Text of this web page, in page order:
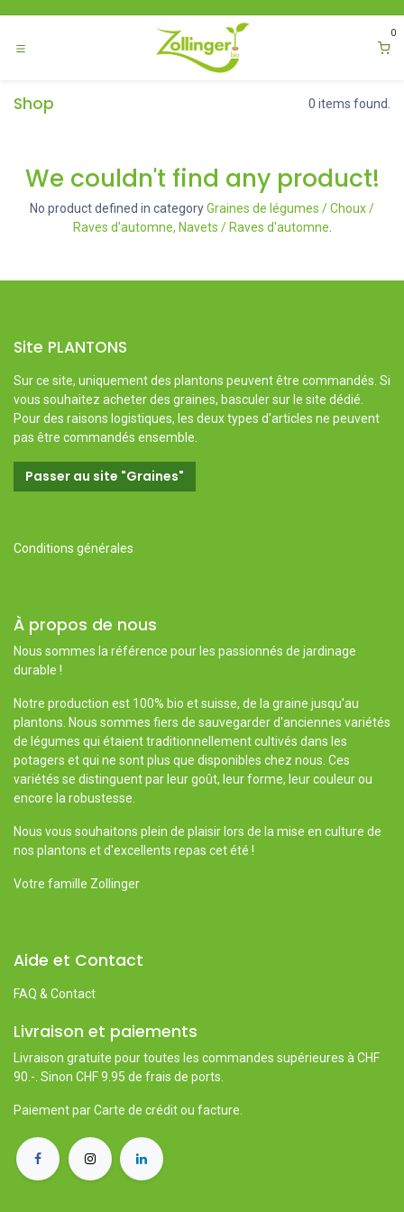
0
Shop 0 items found.
We couldn't find any product!
No product defined in categoryGraines de légumes / Choux /
Raves d'automne, Navets / Raves d'automne
Site PLANTONS
Sur ce site, uniquement des plantons peuvent être commandés. Si
vous souhaitez acheter des graines, basculer sur le site dédié.
Pour des raisons logistiques, les deux types d'articles ne peuvent
pas être commandés ensemble.
Passer au site "Graines"
Conditions générales
À propos de nous
Nous sommes la référence pour les passionnés de jardinage
durable !
Notre production est 100% bio et suisse, de la graine jusqu'au
plantons. Nous sommes fiers de sauvegarder d'anciennes variétés
de légumes qui étaient traditionnellement cultivés dans les
potagers et qui ne sont plus que disponibles chez nous. Ces
variétés se distinguent par leur goût, leur forme, leur couleur ou
encore la robustesse.
Nous vous souhaitons plein de plaisir lors de la mise en culture de
nos plantons et d'excellents repas cet été !
Votre famille Zollinger
Aide et Contact
FAQ & Contact
Livraison et paiements
Livraison gratuite pour toutes les commandes supérieures à CHF
90.-. Sinon CHF 9.95 de frais de ports.
Paiement par Carte de crédit ou facture.